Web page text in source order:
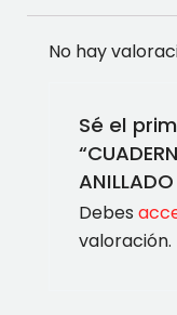
No hay
Sé el
Debes
valoración.